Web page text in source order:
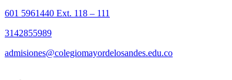
601 5961440 Ext. 118 – 111
3142855989
admisiones@colegiomayordelosandes.edu.co